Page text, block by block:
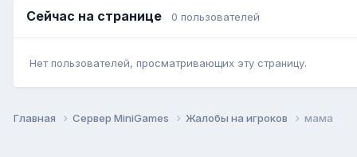
Сейчас на странице 0 пользователей
Нет пользователей, просматривающих эту страницу.
Главная Сервер MiniGames Жалобы на игроков мама